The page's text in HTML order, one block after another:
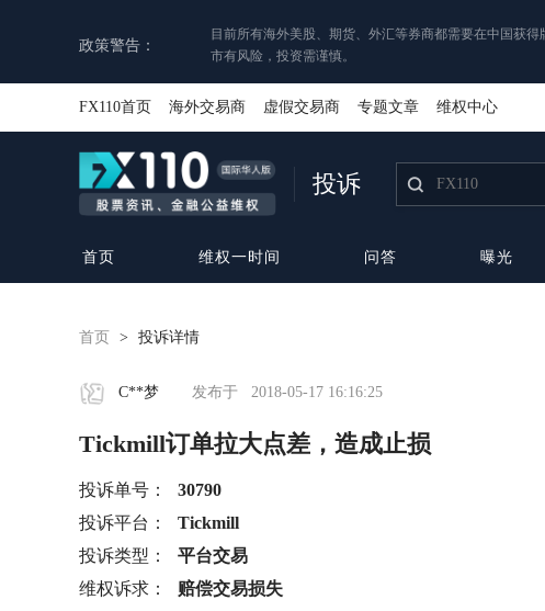
政策警告：
目前所有海外美股、期货、外汇等券商都需要在中国获
市有风险，投资需谨慎。
FX110首页 海外交易商 虚假交易商 专题文章 维权中心
投诉
首页 维权一时间 问答 曝光
首页 > 投诉详情
C**梦 发布于 2018-05-17 16:16:25
Tickmill订单拉大点差，造成止损
投诉单号：
30790
投诉平台：
Tickmill
投诉类型：
平台交易
维权诉求：
赔偿交易损失